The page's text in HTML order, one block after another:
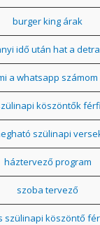
burger king árak
idő után hat a
a whatsapp számom
köszöntők
szülinapi
háztervező program
szoba tervező
szülinapi köszöntő